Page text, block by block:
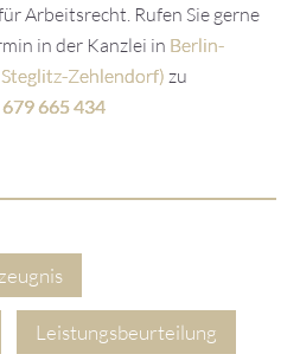
Arbeitsrecht. Rufen Sie gerne
in der Kanzlei in Berlin-
Zehlendorf) zu
665 434
Leistungsbeurteilung